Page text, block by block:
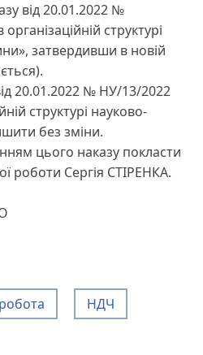
від 20.01.2022 №
структурі
затвердивши в новій
20.01.2022 № НУ/13/2022
структурі науково-
без зміни.
цього наказу покласти
роботи Сергія СТІРЕНКА.
НДЧ